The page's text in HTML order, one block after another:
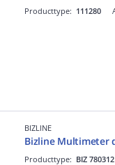
Producttype: 111280
BIZLINE
Bizline Multimeter
Producttype: BIZ 780312